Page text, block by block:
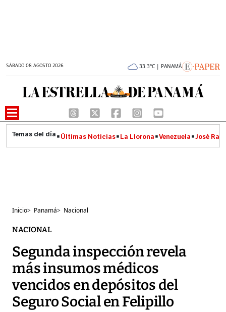
SÁBADO 08 AGOSTO 2026 33.3°C | PANAMÁ
Últimas Noticias La Llorona Venezuela José
Inicio> Panamá> Nacional
NACIONAL
Segunda inspección revela
más insumos médicos
vencidos en depósitos del
Seguro Social en Felipillo